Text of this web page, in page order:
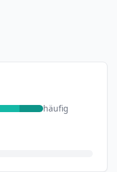
häufig